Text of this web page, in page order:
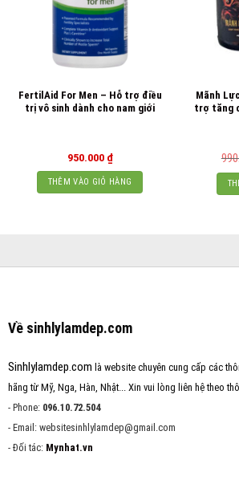
FertilAid For Men – Hỗ trợ điều
trị vô sinh dành cho nam giới
950.000 ₫
THÊM VÀO GIỎ HÀNG
Mãnh
trợ tăng
Về sinhlylamdep.com
Sinhlylamdep.com là website chuyên cung cấp các
hãng từ Mỹ, Nga, Hàn, Nhật... Xin vui lòng liên hệ theo
- Phone: 096.10.72.504
- Email: websitesinhlylamdep@gmail.com
- Đối tác: Mynhat.vn